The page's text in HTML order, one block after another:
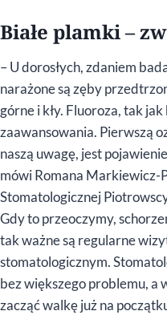
Białe plamki –
– U dorosłych, zdaniem
narażone są zęby
górne i kły. Fluoroza, tak
zaawansowania. Pierwszą
naszą uwagę, jest
mówi Romana Markiewicz-
Stomatologicznej
Gdy to przeoczymy,
tak ważne są regularne
stomatologicznym.
bez większego problemu, a
zacząć walkę już na